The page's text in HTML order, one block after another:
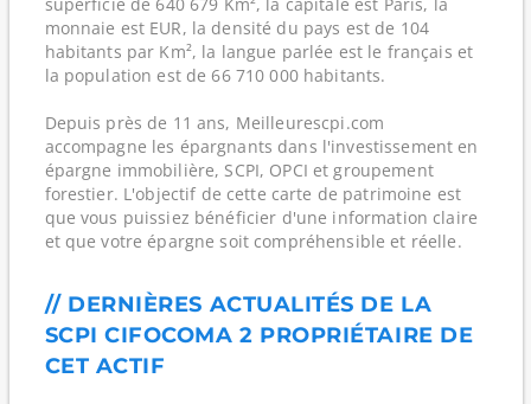
monnaie est EUR, la densité du pays est de 104
habitants par Km², la langue parlée est le français et
la population est de 66 710 000 habitants.
Depuis près de 11 ans, Meilleurescpi.com
accompagne les épargnants dans l'investissement en
épargne immobilière, SCPI, OPCI et groupement
forestier. L'objectif de cette carte de patrimoine est
que vous puissiez bénéficier d'une information claire
et que votre épargne soit compréhensible et réelle.
// DERNIÈRES ACTUALITÉS DE LA
SCPI CIFOCOMA 2 PROPRIÉTAIRE DE
CET ACTIF